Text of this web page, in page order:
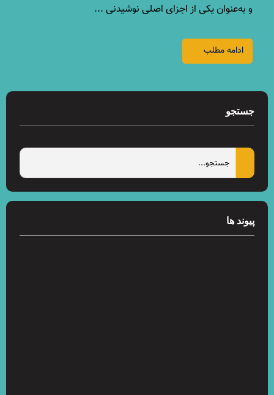
و به‌عنوان یکی از اجزای اصلی نوشیدنی ...
ادامه مطلب
جستجو
پیوند ها